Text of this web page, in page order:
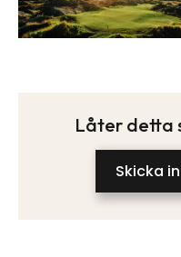
Låter detta
Skicka